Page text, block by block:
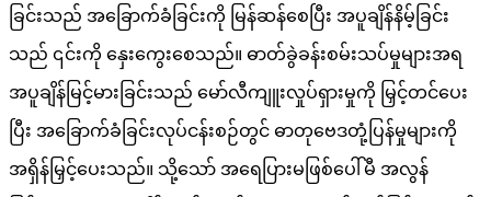
ခြင်းသည် အခြောက်ခံခြင်းကို မြန်ဆန်စေပြီး အပူချိန်နိမ့်ခြင်း
သည် ၎င်းကို နှေးကွေးစေသည်။ ဓာတ်ခွဲခန်းစမ်းသပ်မှုများအရ
အပူချိန်မြင့်မားခြင်းသည် မော်လီကျူးလှုပ်ရှားမှုကို မြှင့်တင်ပေး
ပြီး အခြောက်ခံခြင်းလုပ်ငန်းစဉ်တွင် ဓာတုဗေဒတုံ့ပြန်မှုများကို
အရှိန်မြှင့်ပေးသည်။ သို့သော် အရေပြားမဖြစ်ပေါ်မီ အလွန်